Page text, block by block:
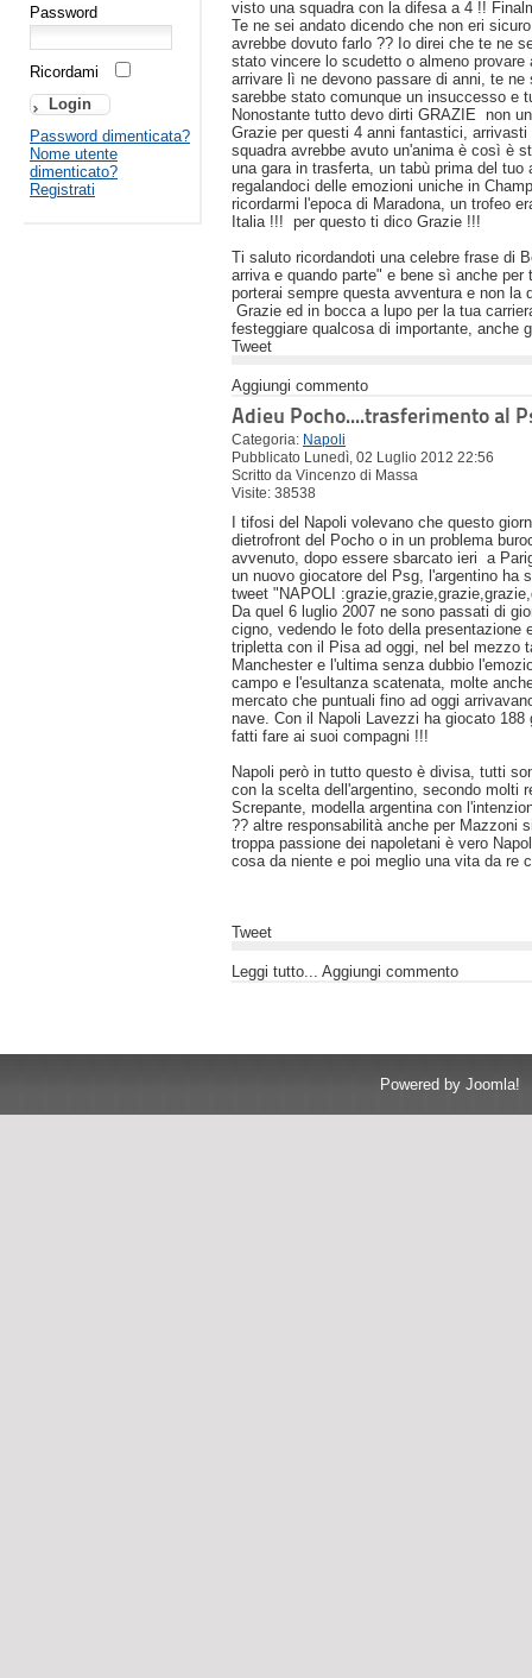
Password
Ricordami
Password dimenticata?
Nome utente
dimenticato?
Registrati
visto una squadra con la difesa a 4 !!
Te ne sei andato dicendo che non eri
avrebbe dovuto farlo ?? Io direi che te ne
stato vincere lo scudetto o almeno
arrivare lì ne devono passare di anni, te
sarebbe stato comunque un insuccesso e
Nonostante tutto devo dirti GRAZIE non
Grazie per questi 4 anni fantastici,
squadra avrebbe avuto un'anima è così è
una gara in trasferta, un tabù prima del
regalandoci delle emozioni uniche in
ricordarmi l'epoca di Maradona, un trofeo
Italia !!! per questo ti dico Grazie !!!
Ti saluto ricordandoti una celebre frase di
arriva e quando parte" e bene sì anche
porterai sempre questa avventura e non la
Grazie ed in bocca a lupo per la tua
festeggiare qualcosa di importante, anche
Tweet
Aggiungi commento
Adieu Pocho....trasferimento al
Categoria: Napoli
Pubblicato Lunedì, 02 Luglio 2012 22:56
Scritto da Vincenzo di Massa
Visite: 38538
I tifosi del Napoli volevano che questo
dietrofront del Pocho o in un problema
avvenuto, dopo essere sbarcato ieri a
un nuovo giocatore del Psg, l'argentino ha
tweet "NAPOLI
Da quel 6 luglio 2007 ne sono passati di
cigno, vedendo le foto della presentazione
tripletta con il Pisa ad oggi, nel bel mezzo
Manchester e l'ultima senza dubbio
campo e l'esultanza scatenata, molte
mercato che puntuali fino ad oggi
nave. Con il Napoli Lavezzi ha giocato
fatti fare ai suoi compagni !!!
Napoli però in tutto questo è divisa, tutti
con la scelta dell'argentino, secondo molti
Screpante, modella argentina con
?? altre responsabilità anche per Mazzoni
troppa passione dei napoletani è vero
cosa da niente e poi meglio una vita da re
Tweet
Leggi tutto... Aggiungi commento
Powered by Joomla!